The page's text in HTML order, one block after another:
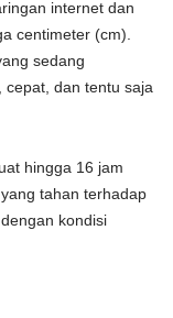
internet dan
centimeter (cm).
sedang
cepat, dan tentu saja
hingga 16 jam
tahan terhadap
kondisi